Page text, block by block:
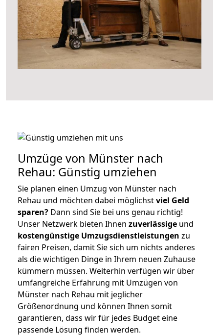
Umzüge von Münster nach
Rehau: Günstig umziehen
Sie planen einen Umzug von Münster nach
Rehau und möchten dabei möglichstviel Geld
sparen? Dann sind Sie bei uns genau richtig!
Unser Netzwerk bieten Ihnen zuverlässige und
kostengünstige Umzugsdienstleistungen zu
fairen Preisen, damit Sie sich um nichts anderes
als die wichtigen Dinge in Ihrem neuen Zuhause
kümmern müssen. Weiterhin verfügen wir über
umfangreiche Erfahrung mit Umzügen von
Münster nach Rehau mit jeglicher
Größenordnung und können Ihnen somit
garantieren, dass wir für jedes Budget eine
passende Lösung finden werden.